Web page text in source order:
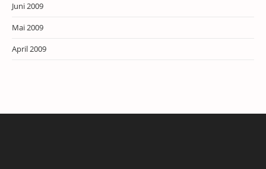
Juni 2009
Mai 2009
April 2009